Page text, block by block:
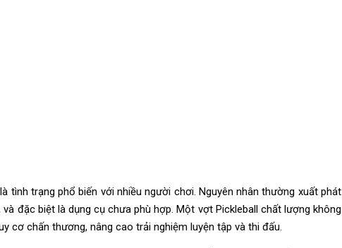
tình trạng phổ biến với nhiều người chơi. Nguyên nhân thường xuất phát
đặc biệt là dụng cụ chưa phù hợp. Một vợt Pickleball chất lượng không
cơ chấn thương, nâng cao trải nghiệm luyện tập và thi đấu.